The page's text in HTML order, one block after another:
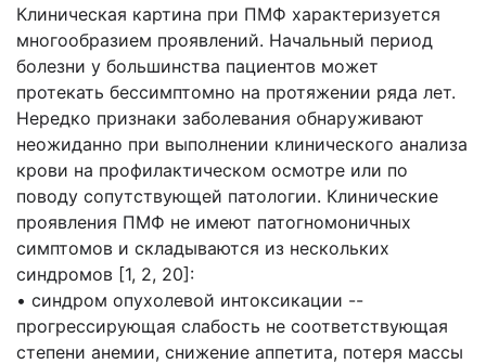
Клиническая картина при ПМФ характеризуется
многообразием проявлений. Начальный период
болезни у большинства пациентов может
протекать бессимптомно на протяжении ряда лет.
Нередко признаки заболевания обнаруживают
неожиданно при выполнении клинического анализа
крови на профилактическом осмотре или по
поводу сопутствующей патологии. Клинические
проявления ПМФ не имеют патогномоничных
симптомов и складываются из нескольких
синдромов [1, 2, 20]:
• синдром опухолевой интоксикации --
прогрессирующая слабость не соответствующая
степени анемии, снижение аппетита, потеря массы